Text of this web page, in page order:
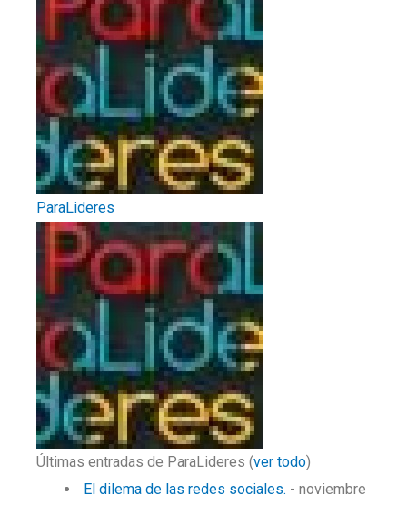
ParaLideres
Últimas entradas de ParaLideres (ver todo)
El dilema de las redes sociales. - noviembre